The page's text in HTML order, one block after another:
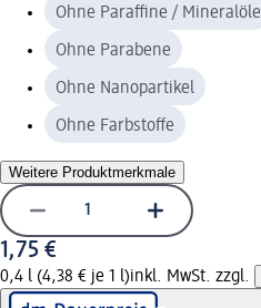
Ohne Paraffine / Mineralöle
Ohne Parabene
Ohne Nanopartikel
Ohne Farbstoffe
Weitere Produktmerkmale
1,75 €
0,4 l (4,38 € je 1 l)inkl. MwSt. zzgl.